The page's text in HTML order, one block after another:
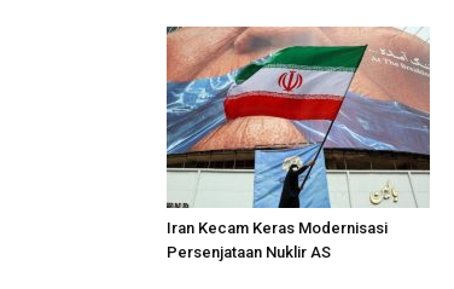
Iran Kecam Keras Modernisasi
Persenjataan Nuklir AS